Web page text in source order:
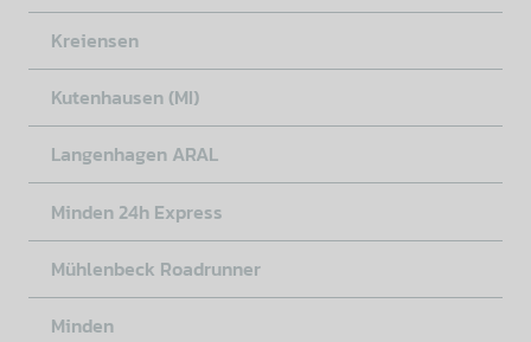
Kreiensen
Kutenhausen (MI)
Langenhagen ARAL
Minden 24h Express
Mühlenbeck Roadrunner
Minden